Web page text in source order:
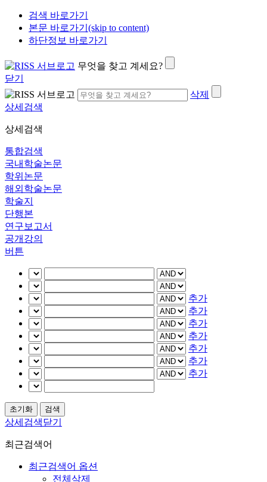
검색 바로가기
본문 바로가기(skip to content)
하단정보 바로가기
무엇을 찾고 계세요?
닫기
삭제
상세검색
상세검색
통합검색
국내학술논문
학위논문
해외학술논문
학술지
단행본
연구보고서
공개강의
버튼
추가
추가
추가
추가
추가
추가
추가
상세검색닫기
최근검색어
최근검색어 옵션
전체삭제